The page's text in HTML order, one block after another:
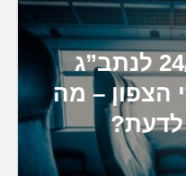
שירותי הסעות 24/7 לנתב”ג
הצפון – מה